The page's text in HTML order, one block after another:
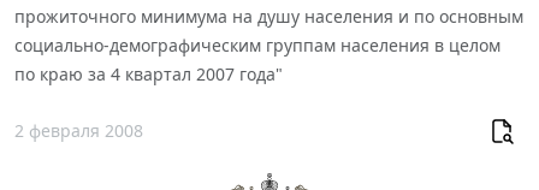
прожиточного минимума на душу населения и по основным
социально-демографическим группам населения в целом
по краю за 4 квартал 2007 года"
2 февраля 2008